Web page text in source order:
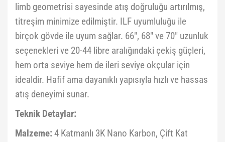
limb geometrisi sayesinde atış doğruluğu artırılmış,
titreşim minimize edilmiştir. ILF uyumluluğu ile
birçok gövde ile uyum sağlar. 66", 68" ve 70" uzunluk
seçenekleri ve 20-44 libre aralığındaki çekiş güçleri,
hem orta seviye hem de ileri seviye okçular için
idealdir. Hafif ama dayanıklı yapısıyla hızlı ve hassas
atış deneyimi sunar.
Teknik Detaylar:
Malzeme: 4 Katmanlı 3K Nano Karbon, Çift Kat